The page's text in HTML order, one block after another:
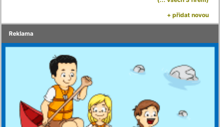
+ přidat novou
Reklama